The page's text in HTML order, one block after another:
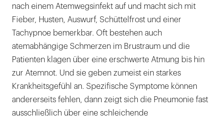
nach einem Atemwegsinfekt auf und macht sich mit
Fieber, Husten, Auswurf, Schüttelfrost und einer
Tachypnoe bemerkbar. Oft bestehen auch
atemabhängige Schmerzen im Brustraum und die
Patienten klagen über eine erschwerte Atmung bis hin
zur Atemnot. Und sie geben zumeist ein starkes
Krankheitsgefühl an. Spezifische Symptome können
andererseits fehlen, dann zeigt sich die Pneumonie fast
ausschließlich über eine schleichende